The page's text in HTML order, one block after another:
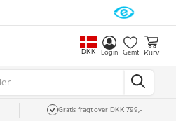
DKK Login Gemt Kurv
Gratis fragt over DKK 799,-